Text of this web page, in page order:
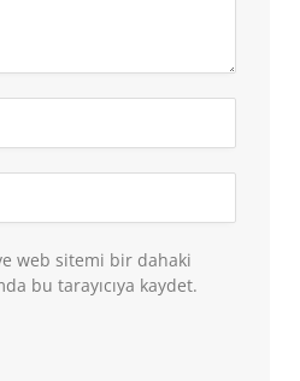
web sitemi bir dahaki
bu tarayıcıya kaydet.